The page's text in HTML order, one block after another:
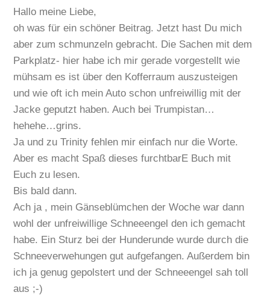
Hallo meine Liebe,
oh was für ein schöner Beitrag. Jetzt hast Du mich
aber zum schmunzeln gebracht. Die Sachen mit dem
Parkplatz- hier habe ich mir gerade vorgestellt wie
mühsam es ist über den Kofferraum auszusteigen
und wie oft ich mein Auto schon unfreiwillig mit der
Jacke geputzt haben. Auch bei Trumpistan…
hehehe…grins.
Ja und zu Trinity fehlen mir einfach nur die Worte.
Aber es macht Spaß dieses furchtbarE Buch mit
Euch zu lesen.
Bis bald dann.
Ach ja , mein Gänseblümchen der Woche war dann
wohl der unfreiwillige Schneeengel den ich gemacht
habe. Ein Sturz bei der Hunderunde wurde durch die
Schneeverwehungen gut aufgefangen. Außerdem bin
ich ja genug gepolstert und der Schneeengel sah toll
aus ;-)